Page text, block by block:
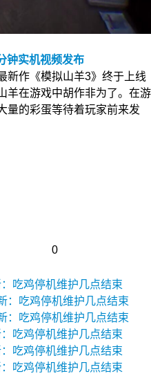
钟实机视频发布
新作《模拟山羊3》终于上线
羊在游戏中胡作非为了。在游
量的彩蛋等待着玩家前来发
0
吃鸡停机维护几点结束
：吃鸡停机维护几点结束
：吃鸡停机维护几点结束
吃鸡停机维护几点结束
吃鸡停机维护几点结束
吃鸡停机维护几点结束